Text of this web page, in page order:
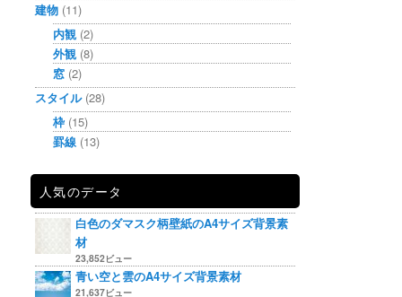
建物 (11)
内観 (2)
外観 (8)
窓 (2)
スタイル(28)
枠 (15)
罫線 (13)
人気のデータ
白色のダマスク柄壁紙のA4サイズ背景素
材
23,852ビュー
青い空と雲のA4サイズ背景素材
21,637ビュー